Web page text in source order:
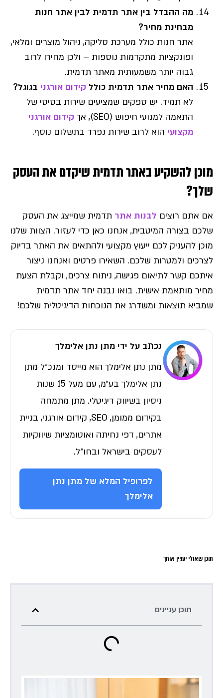
מה ההבדל בין אתר תדמית לבין אתר חנות
מבחינת מחיר?
אתר חנות כולל מערכת סליקה, ניהול מוצרים ומלאי,
ופונקציות מתקדמות נוספות – ולכן מחירו לרוב
גבוה יותר משמעותית מאתר תדמית.
האם מחיר אתר תדמית כולל קידום אורגני בגוגל?
לא תמיד. יש ספקים שמציעים שירות בסיסי של
התאמה למנועי חיפוש (SEO), אך
קידום אורגני
מקצועי הוא לרוב שירות נפרד בתשלום נוסף.
מוכן להשקיע באתר תדמית שיקדם את העסק
שלך?
אם אתם רוצים לבנות אתר תדמית שמייצג את העסק
שלכם בצורה המיטבית, אנחנו כאן כדי לעזור. הצוות שלנו
מוכן להעניק לכם ייעוץ מקצועי ולהתאים את האתר בדיוק
לצרכים ולמטרות שלכם. השאירו פרטים ואנחנו ניצור
איתכם קשר לתיאום פגישה, ניתוח צרכים, וקבלת הצעת
מחיר מותאמת אישית. בואו נבנה יחד אתר תדמית
שמביא תוצאות ומשדרג את הנוכחות הדיגיטלית שלכם!
נכתב על ידי מתן נתן אלימלך
מתן נתן אלימלך הוא מייסד ומנכ״ל מתן
נתן אלימלך בע״מ, עם מעל 15 שנות
ניסיון בשיווק דיגיטלי. מתן מתמחה
בקידום ממומן, SEO, קידום אורגני, בניית
אתרים, דפי נחיתה ואוטומציות שיווקיות
לעסקים בישראל ובחו״ל.
לפרופיל המלא של מתן נתן
אלימלך
תוכן שאולי יעניין אותך
תוכן עניינים